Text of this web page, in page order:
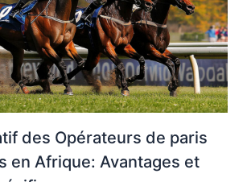
des Opérateurs de paris
en Afrique: Avantages et